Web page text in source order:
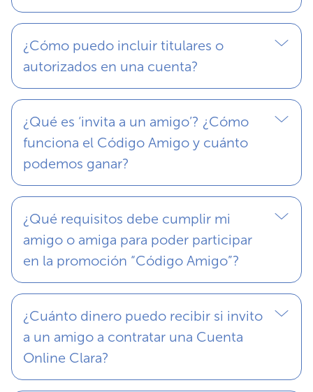
¿Cómo puedo incluir titulares o
autorizados en una cuenta?
¿Qué es ‘invita a un amigo’? ¿Cómo
funciona el Código Amigo y cuánto
podemos ganar?
¿Qué requisitos debe cumplir mi
amigo o amiga para poder participar
en la promoción “Código Amigo”?
¿Cuánto dinero puedo recibir si invito
a un amigo a contratar una Cuenta
Online Clara?